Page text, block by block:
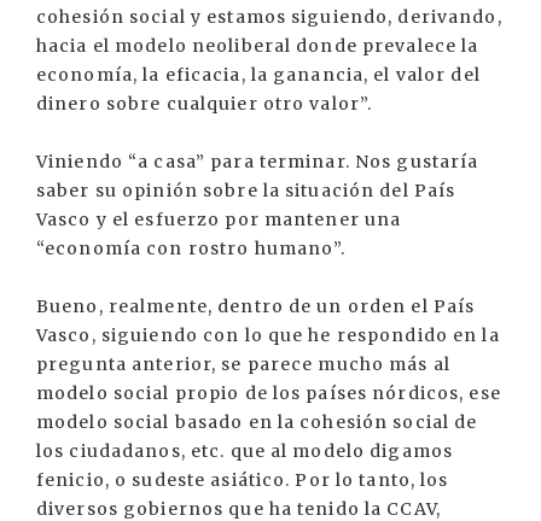
cohesión social y estamos siguiendo, derivando,
hacia el modelo neoliberal donde prevalece la
economía, la eficacia, la ganancia, el valor del
dinero sobre cualquier otro valor”.
Viniendo “a casa” para terminar. Nos gustaría
saber su opinión sobre la situación del País
Vasco y el esfuerzo por mantener una
“economía con rostro humano”.
Bueno, realmente, dentro de un orden el País
Vasco, siguiendo con lo que he respondido en la
pregunta anterior, se parece mucho más al
modelo social propio de los países nórdicos, ese
modelo social basado en la cohesión social de
los ciudadanos, etc. que al modelo digamos
fenicio, o sudeste asiático. Por lo tanto, los
diversos gobiernos que ha tenido la CCAV,